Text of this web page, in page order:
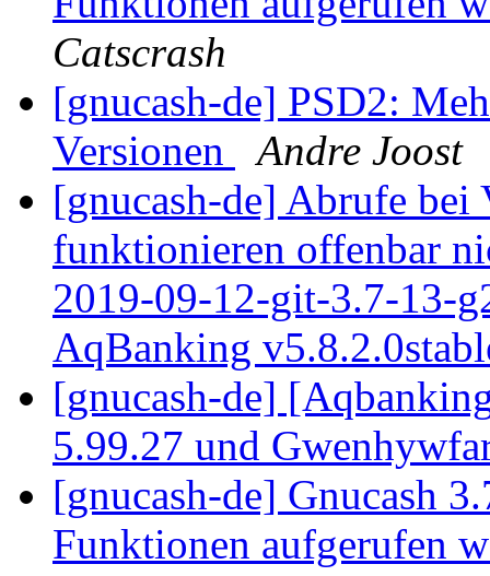
Catscrash
[gnucash-de] PSD2:
Versionen
Andre Joost
[gnucash-de] Abrufe bei
funktionieren offenbar
2019-09-12-git-3.7-13-
AqBanking
[gnucash-de]
5.99.27 und
[gnucash-de] Gnucash
Funktionen aufgerufen